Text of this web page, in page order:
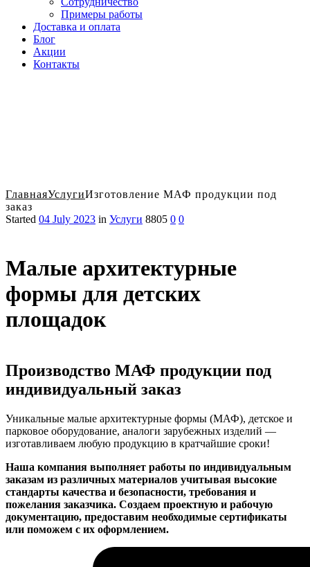
Примеры работы
Доставка и оплата
Блог
Акции
Контакты
ГлавнаяУслугиИзготовление МАФ продукции под
заказ
Started 04 July 2023 in Услуги 8805 0 0
Малые архитектурные
формы для детских
площадок
Производство МАФ продукции под
индивидуальный заказ
Уникальные малые архитектурные формы (МАФ), детское и
парковое оборудование, аналоги зарубежных изделий —
изготавливаем любую продукцию в кратчайшие сроки!
Наша компания выполняет работы по индивидуальным
заказам из различных материалов учитывая высокие
стандарты качества и безопасности, требования и
пожелания заказчика. Создаем проектную и рабочую
документацию, предоставим необходимые сертификаты
или поможем с их оформлением.